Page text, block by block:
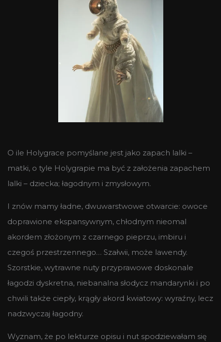
O ile Holygrace pomyślane jest jako zapach lalki –
matki, o tyle Holygrapie ma być z założenia zapachem
lalki – dziecka; łagodnym i zmysłowym.
I znów mamy ładne, dwuwarstwowe otwarcie: owoce
doprawione ekspansywnym, chłodnym nieomal
akordem złożonym z czarnego pieprzu, imbiru i
czegoś przestrzennego… Szałwii, może lawendy.
Szorstkie, wytrawne nuty przyprawowe doskonale
łagodzi dyskretna, niebanalna słodycz mandarynki i po
chwili także ciepły, krągły akord kwiatowy: wyraźny, lecz
nadzwyczaj łagodny.
Wyznam, że po lekturze opisu i nut spodziewałam się